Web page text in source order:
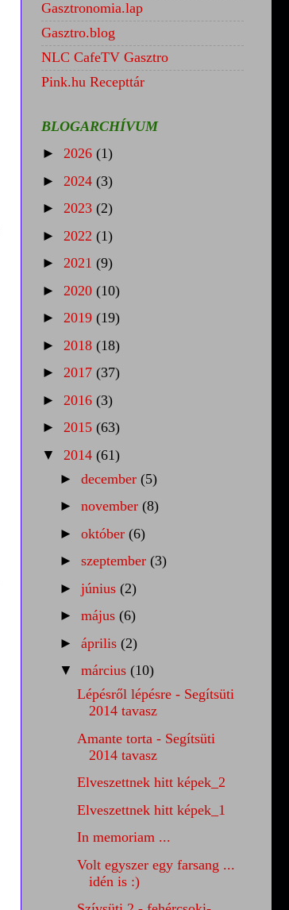
Gasztronomia.lap
Gasztro.blog
NLC CafeTV Gasztro
Pink.hu Recepttár
BLOGARCHÍVUM
► 2026 (1)
► 2024 (3)
► 2023 (2)
► 2022 (1)
► 2021 (9)
► 2020 (10)
► 2019 (19)
► 2018 (18)
► 2017 (37)
► 2016 (3)
► 2015 (63)
▼ 2014 (61)
► december (5)
► november (8)
► október (6)
► szeptember (3)
► június (2)
► május (6)
► április (2)
▼ március (10)
Lépésről lépésre - Segítsüti
2014 tavasz
Amante torta - Segítsüti
2014 tavasz
Elveszettnek hitt képek_2
Elveszettnek hitt képek_1
In memoriam ...
Volt egyszer egy farsang ...
idén is :)